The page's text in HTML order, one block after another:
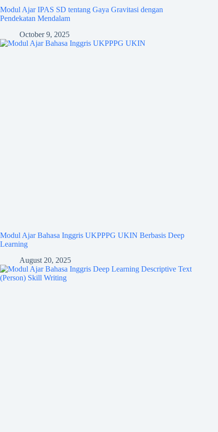
Modul Ajar IPAS SD tentang Gaya Gravitasi dengan
Pendekatan Mendalam
October 9, 2025
Modul Ajar Bahasa Inggris UKPPPG UKIN Berbasis Deep
Learning
August 20, 2025